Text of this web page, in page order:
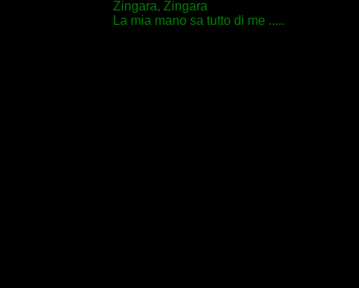
Zingara, Zingara
La mia mano sa tutto di me .....